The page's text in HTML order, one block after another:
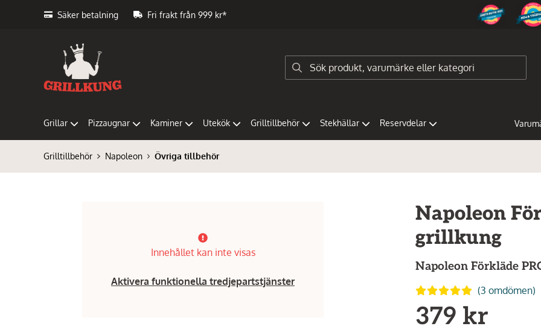
Säker betalning Fri frakt från 999 kr*
Grillar Pizzaugnar Kaminer Utekök Grilltillbehör Stekhällar Reservdelar
Grilltillbehör Napoleon Övriga tillbehör
Innehållet kan inte visas
Aktivera funktionella tredjepartstjänster
Napoleon
grillkung
Napoleon Förkläde
(3 omdömen)
379 kr